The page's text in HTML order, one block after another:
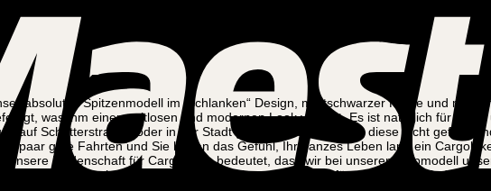
absolutes Spitzenmodell im „schlanken“ Design, mattschwarzer Farbe und mit
was ihm einen zeitlosen und modernen Look verleiht. Es ist natürlich für
auf Schotterstraßen oder in der Stadt genießen, selbst wenn diese nicht gefegt
paar gute Fahrten und Sie haben das Gefühl, Ihr ganzes Leben lang ein
Leidenschaft für Cargobikes bedeutet, dass wir bei unserem Topmodell
die speziellen hydraulischen Scheibenbremsen zu gut für ein Fahrrad sind, aber